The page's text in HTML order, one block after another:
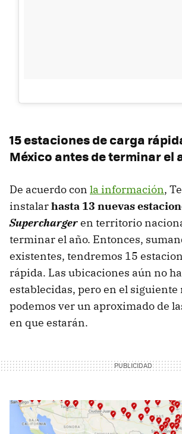
15 estaciones de carga
México antes de terminar el
De acuerdo con la información,
instalarhasta 13 nuevas
Superchargeren territorio
terminar el año. Entonces,
existentes, tendremos 15
rápida. Las ubicaciones aún no
establecidas, pero en el siguiente
podemos ver un aproximado de
en que estarán.